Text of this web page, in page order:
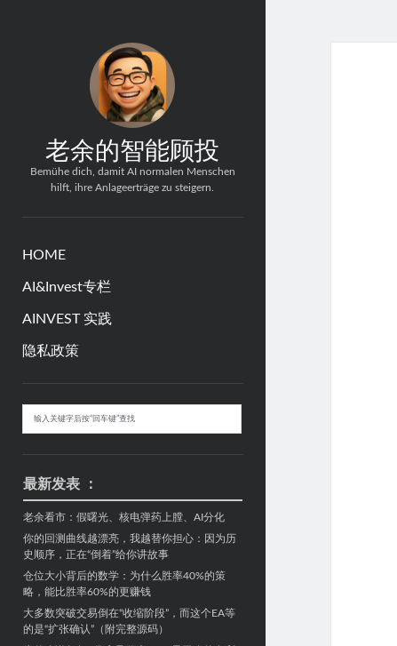
老余的智能顾投
Bemühe dich, damit AI normalen Menschen
hilft, ihre Anlageerträge zu steigern.
HOME
AI&Invest专栏
AINVEST 实践
隐私政策
Sidebar
最新发表 ：
老余看市：假曙光、核电弹药上膛、AI分化
你的回测曲线越漂亮，我越替你担心：因为历
史顺序，正在“倒着”给你讲故事
仓位大小背后的数学：为什么胜率40%的策
略，能比胜率60%的更赚钱
大多数突破交易倒在“收缩阶段”，而这个EA等
的是“扩张确认”（附完整源码）